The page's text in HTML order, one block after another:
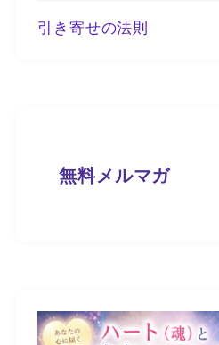
引き寄せの法則
無料メルマガ